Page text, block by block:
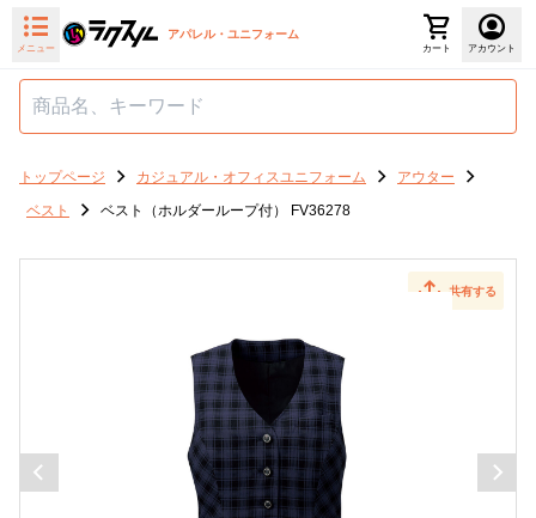
メニュー
アパレル・ユニフォーム
カート アカウント
トップページ カジュアル・オフィスユニフォーム
アウター
ベスト
ベスト（ホルダーループ付） FV36278
共有する